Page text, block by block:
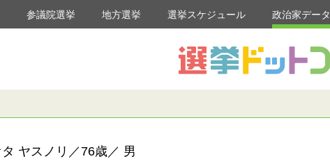
参議院選挙 地方選挙 選挙スケジュール 政治家データ
タ ヤスノリ／76歳／ 男